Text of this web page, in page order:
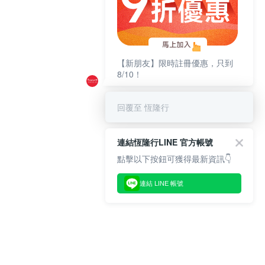
【新朋友】限時註冊優惠，只到
8/10！
回覆至 恆隆行
連結恆隆行LINE 官方帳號
點擊以下按鈕可獲得最新資訊👇
連結 LINE 帳號